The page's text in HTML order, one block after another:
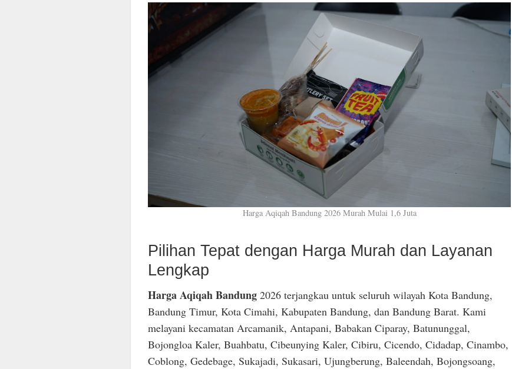
Harga Aqiqah Bandung 2026 Murah Mulai 1,6 Juta
Pilihan Tepat dengan Harga Murah dan Layanan
Lengkap
Harga Aqiqah Bandung2026 terjangkau untuk seluruh wilayah Kota Bandung,
Bandung Timur, Kota Cimahi, Kabupaten Bandung, dan Bandung Barat. Kami
melayani kecamatan Arcamanik, Antapani, Babakan Ciparay, Batununggal,
Bojongloa Kaler, Buahbatu, Cibeunying Kaler, Cibiru, Cicendo, Cidadap, Cinambo,
Coblong, Gedebage, Sukajadi, Sukasari, Ujungberung, Baleendah, Bojongsoang,